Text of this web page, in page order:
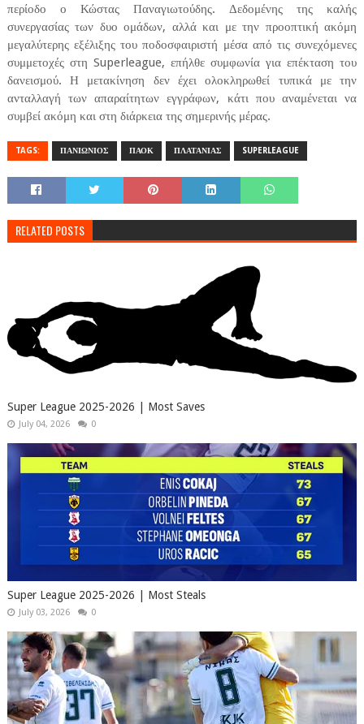
περίοδο ο Κώστας Παναγιωτούδης. Δεδομένης της καλής
συνεργασίας των δυο ομάδων, αλλά και με την προοπτική ακόμη
μεγαλύτερης εξέλιξης του ποδοσφαιριστή μέσα από τις συνεχόμενες
συμμετοχές στη Superleague, επήλθε συμφωνία για επέκταση του
δανεισμού. Η μετακίνηση δεν έχει ολοκληρωθεί τυπικά με την
ανταλλαγή των απαραίτητων εγγράφων, κάτι που αναμένεται να
συμβεί ακόμη και στη διάρκεια της σημερινής μέρας.
TAGS: ΠΑΝΙΩΝΙΟΣ ΠΑΟΚ ΠΛΑΤΑΝΙΑΣ SUPERLEAGUE
RELATED POSTS
Super League 2025-2026 | Most Saves
July 04, 2026 0
Super League 2025-2026 | Most Steals
July 03, 2026 0